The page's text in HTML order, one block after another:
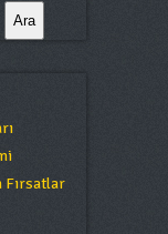
Ara
Fırsatlar